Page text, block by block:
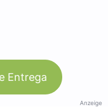
Entrega
Anzeige